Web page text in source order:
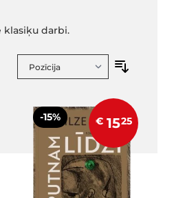
klasiķu darbi.
-15% € 1525